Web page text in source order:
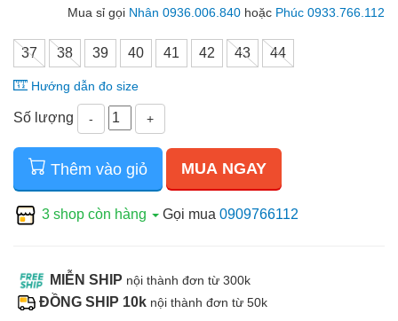
Mua sỉ gọi Nhân 0936.006.840 hoặc Phúc 0933.766.112
37 38 39 40 41 42 43 44
Hướng dẫn đo size
Số lượng - +
Thêm vào giỏ MUA NGAY
3 shop còn hàng Gọi mua 0909766112
MIỄN SHIP nội thành đơn từ 300k
ĐỒNG SHIP 10k nội thành đơn từ 50k